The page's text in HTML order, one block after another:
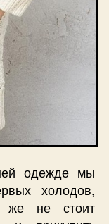
одежде мы
холодов,
же не стоит